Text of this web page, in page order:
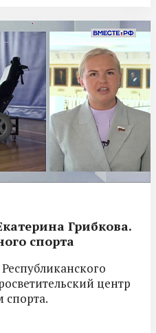
Грибкова.
спорта
центр